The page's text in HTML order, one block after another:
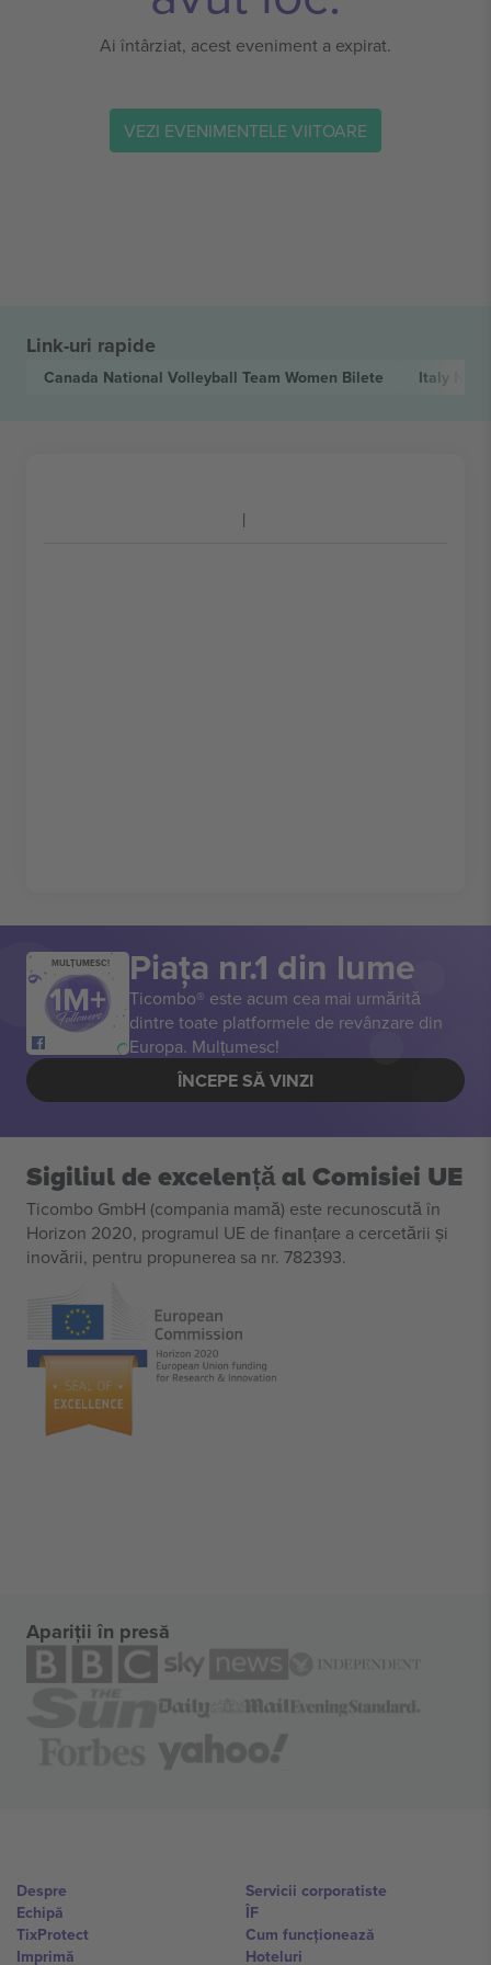
Ai întârziat, acest eveniment a expirat.
VEZI EVENIMENTELE VIITOARE
Link-uri rapide
Canada National Volleyball Team Women Bilete Italy
MULȚUMESC! Piața nr.1 din lume
Ticombo® este acum cea mai urmărită
dintre toate platformele de revânzare din
Europa. Mulțumesc!
ÎNCEPE SĂ VINZI
Sigiliul de excelență al Comisiei UE
Ticombo GmbH (compania mamă) este recunoscută în
Horizon 2020, programul UE de finanțare a cercetării și
inovării, pentru propunerea sa nr. 782393.
Apariții în presă
Despre
Echipă
TixProtect
Imprimă
Servicii corporatiste
ÎF
Cum funcționează
Hoteluri